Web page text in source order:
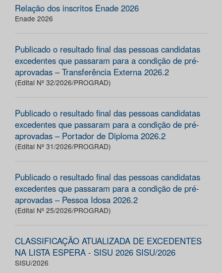
Relação dos inscritos Enade 2026
Enade 2026
Publicado o resultado final das pessoas candidatas
excedentes que passaram para a condição de pré-
aprovadas – Transferência Externa 2026.2
(Edital Nº 32/2026/PROGRAD)
Publicado o resultado final das pessoas candidatas
excedentes que passaram para a condição de pré-
aprovadas – Portador de Diploma 2026.2
(Edital Nº 31/2026/PROGRAD)
Publicado o resultado final das pessoas candidatas
excedentes que passaram para a condição de pré-
aprovadas – Pessoa Idosa 2026.2
(Edital Nº 25/2026/PROGRAD)
CLASSIFICAÇÃO ATUALIZADA DE EXCEDENTES
NA LISTA ESPERA - SISU 2026 SISU/2026
SISU/2026